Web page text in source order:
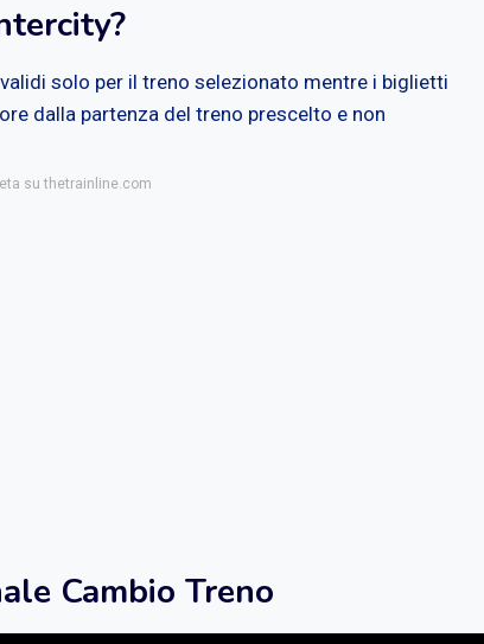
solo per il treno selezionato mentre i biglietti
dalla partenza del treno prescelto e non
su thetrainline.com
Cambio Treno